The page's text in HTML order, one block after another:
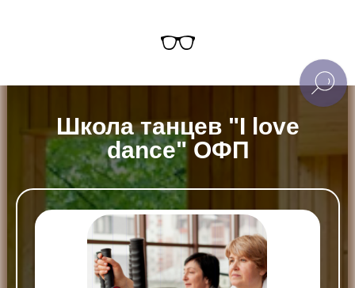
Школа танцев "I love
dance" ОФП